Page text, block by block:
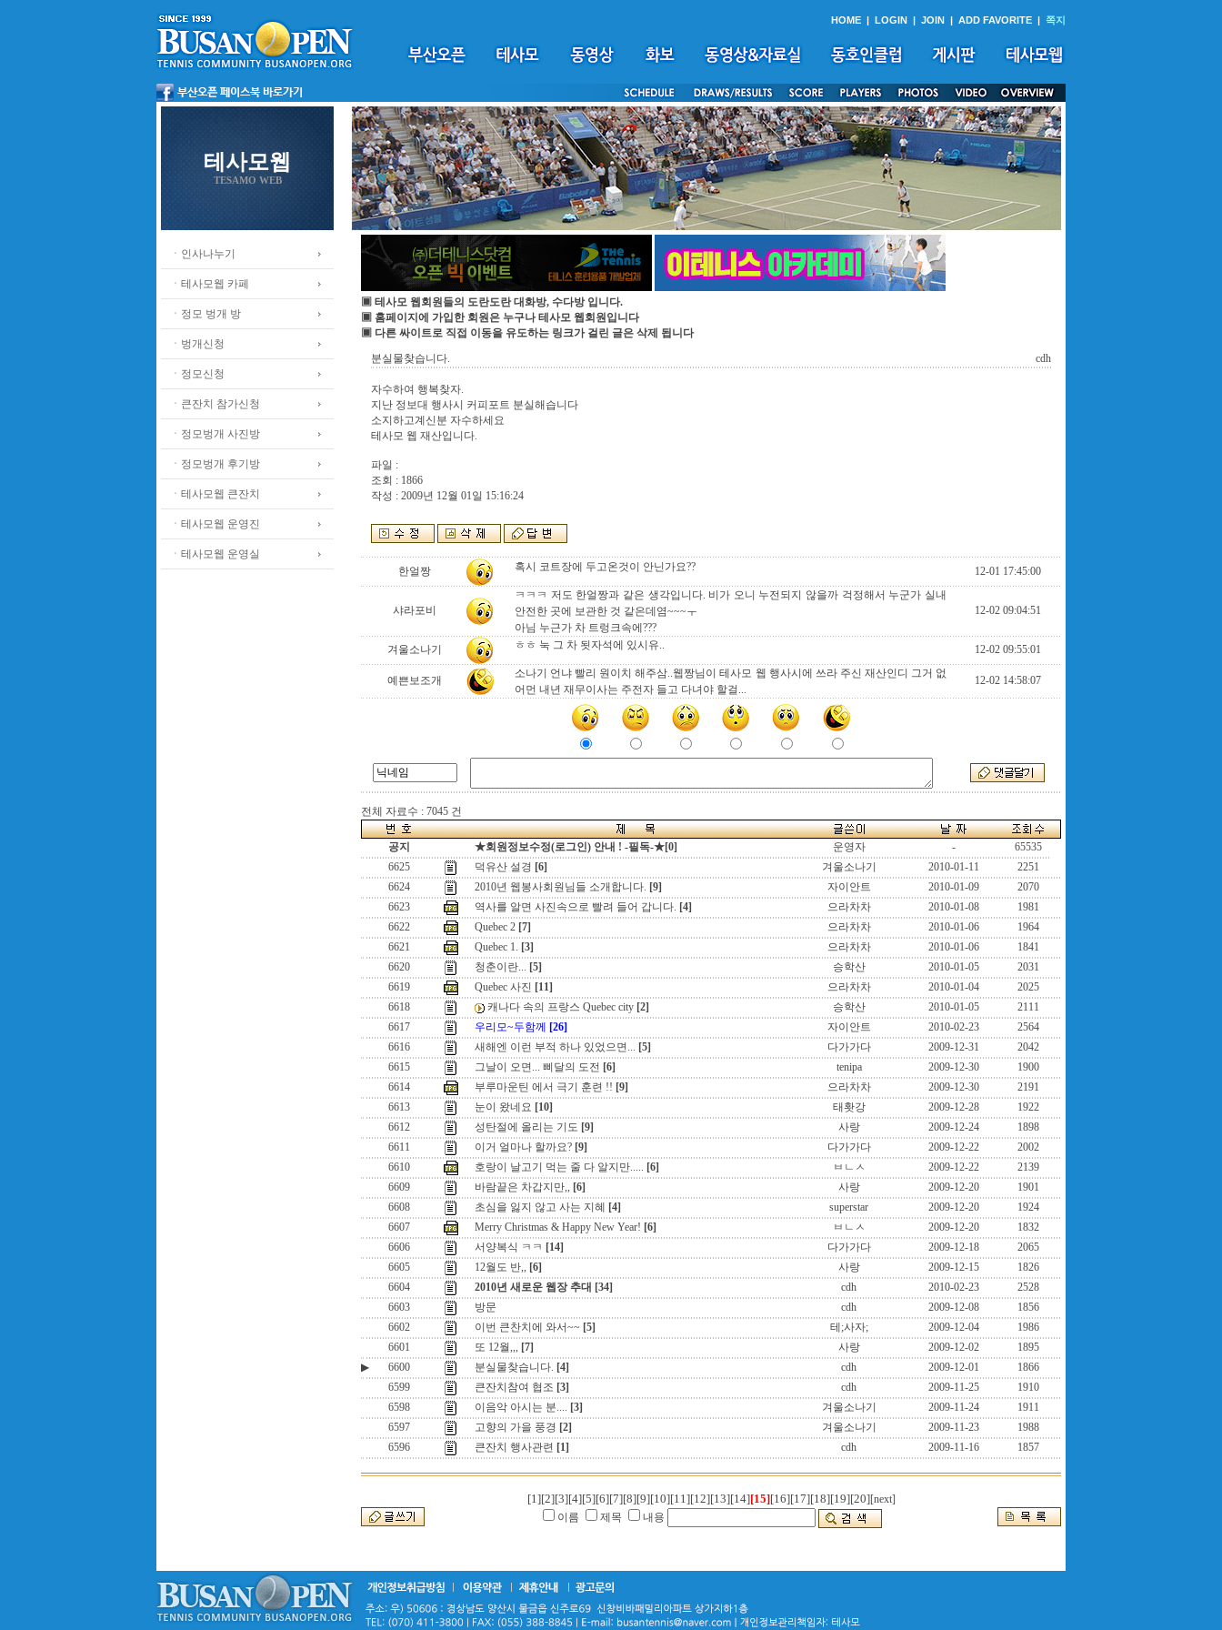
HOME | LOGIN | JOIN | ADD FAVORITE | 쪽지
테사모웹
TESAMO WEB
ㆍ인사나누기
ㆍ테사모웹 카페
ㆍ정모 벙개 방
ㆍ벙개신청
ㆍ정모신청
ㆍ큰잔치 참가신청
ㆍ정모벙개 사진방
ㆍ정모벙개 후기방
ㆍ테사모웹 큰잔치
ㆍ테사모웹 운영진
ㆍ테사모웹 운영실
▣ 테사모 웹회원들의 도란도란 대화방, 수다방 입니다.
▣ 홈페이지에 가입한 회원은 누구나 테사모 웹회원입니다
▣ 다른 싸이트로 직접 이동을 유도하는 링크가 걸린 글은 삭제 됩니다
분실물찾습니다.
cdh
자수하여 행복찾자.
지난 정보대 행사시 커피포트 분실해습니다
소지하고계신분 자수하세요
테사모 웹 재산입니다.
파일 :
조회 : 1866
작성 : 2009년 12월 01일 15:16:24
한얼짱 혹시 코트장에 두고온것이 안닌가요?? 12-01 17:45:00
샤라포비
ㅋㅋㅋ 저도 한얼짱과 같은 생각입니다. 비가 오니 누전되지 않을까 걱정해서 누군가 실내
안전한 곳에 보관한 것 같은데염~~~ㅜ
아님 누근가 차 트렁크속에???
12-02 09:04:51
겨울소나기 ㅎㅎ 눅 그 차 됫자석에 있시유.. 12-02 09:55:01
예쁜보조개
소나기 언냐 빨리 원이치 해주삼..웹짱님이 테사모 웹 행사시에 쓰라 주신 재산인디 그거 없
어먼 내년 재무이사는 주전자 들고 다녀야 할걸...
12-02 14:58:07
전체 자료수 : 7045 건
공지 ★회원정보수정(로그인) 안내 ! -필독-★[0] 운영자 -
65535
6625
덕유산 설경 [6] 겨울소나기 2010-01-11
2251
6624
2010년 웹봉사회원님들 소개합니다. [9] 자이안트 2010-01-09
2070
6623
역사를 알면 사진속으로 빨려 들어 갑니다. [4] 으라차차 2010-01-08
1981
6622
Quebec 2 [7] 으라차차 2010-01-06
1964
6621
Quebec 1. [3] 으라차차 2010-01-06
1841
6620
청춘이란... [5] 승학산 2010-01-05
2031
6619
Quebec 사진 [11] 으라차차 2010-01-04
2025
6618
캐나다 속의 프랑스 Quebec city [2] 승학산 2010-01-05
2111
6617
우리모~두함께 [26] 자이안트 2010-02-23
2564
6616
새해엔 이런 부적 하나 있었으면... [5] 다가가다 2009-12-31
2042
6615
그날이 오면... 삐달의 도전 [6] tenipa 2009-12-30
1900
6614
부루마운틴 에서 극기 훈련 !! [9] 으라차차 2009-12-30
2191
6613
눈이 왔네요 [10] 태홧강 2009-12-28
1922
6612
성탄절에 올리는 기도 [9] 사랑 2009-12-24
1898
6611
이거 얼마나 할까요? [9] 다가가다 2009-12-22
2002
6610
호랑이 날고기 먹는 줄 다 알지만..... [6] ㅂㄴㅅ 2009-12-22
2139
6609
바람끝은 차갑지만,, [6] 사랑 2009-12-20
1901
6608
초심을 잃지 않고 사는 지혜 [4] superstar 2009-12-20
1924
6607
Merry Christmas & Happy New Year! [6] ㅂㄴㅅ 2009-12-20
1832
6606
서양복식 ㅋㅋ [14] 다가가다 2009-12-18
2065
6605
12월도 반,, [6] 사랑 2009-12-15
1826
6604
2010년 새로운 웹장 추대 [34] cdh 2010-02-23
2528
6603
방문 cdh 2009-12-08
1856
6602
이번 큰찬치에 와서~~ [5] 테;사자; 2009-12-04
1986
6601
또 12월,,, [7] 사랑 2009-12-02
1895
▶
6600 분실물찾습니다. [4] cdh 2009-12-01
1866
6599
큰잔치참여 협조 [3] cdh 2009-11-25
1910
6598
이음악 아시는 분.... [3] 겨울소나기 2009-11-24
1911
6597
고향의 가을 풍경 [2] 겨울소나기 2009-11-23
1988
6596
큰잔치 행사관련 [1] cdh 2009-11-16 1857
[1][2][3][4][5][6][7][8][9][10][11][12][13][14][15][16][17][18][19][20][next]
이름
제목 내용